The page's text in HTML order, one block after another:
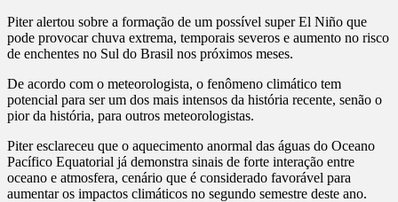
Piter alertou sobre a formação de um possível super El Niño que
pode provocar chuva extrema, temporais severos e aumento no risco
de enchentes no Sul do Brasil nos próximos meses.
De acordo com o meteorologista, o fenômeno climático tem
potencial para ser um dos mais intensos da história recente, senão o
pior da história, para outros meteorologistas.
Piter esclareceu que o aquecimento anormal das águas do Oceano
Pacífico Equatorial já demonstra sinais de forte interação entre
oceano e atmosfera, cenário que é considerado favorável para
aumentar os impactos climáticos no segundo semestre deste ano.